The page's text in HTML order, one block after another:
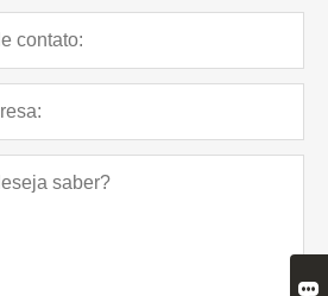
